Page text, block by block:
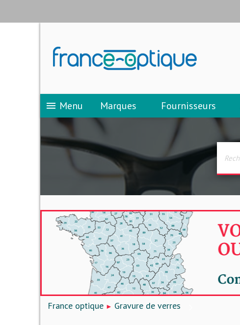
menu Menu Marques Fournisseurs
France optique Gravure de verres